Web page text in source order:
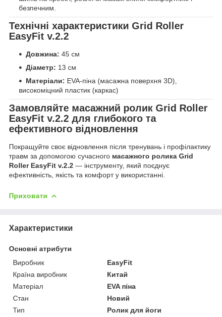
безпечним.
Технічні характеристики Grid Roller
EasyFit v.2.2
Довжина: 45 см
Діаметр: 13 см
Матеріали: EVA-піна (масажна поверхня 3D),
високоміцний пластик (каркас)
Замовляйте масажний ролик Grid Roller
EasyFit v.2.2 для глибокого та
ефективного відновлення
Покращуйте своє відновлення після тренувань і профілактику
травм за допомогою сучасного масажного ролика Grid
Roller EasyFit v.2.2 — інструменту, який поєднує
ефективність, якість та комфорт у використанні.
Приховати
Характеристики
Основні атрибути
Виробник
EasyFit
Країна виробник
Китай
Матеріал
EVA піна
Стан
Новий
Тип
Ролик для йоги